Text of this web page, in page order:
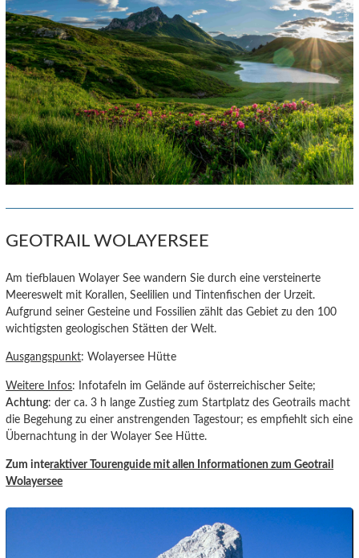
GEOTRAIL WOLAYERSEE
Am tiefblauen Wolayer See wandern Sie durch eine versteinerte
Meereswelt mit Korallen, Seelilien und Tintenfischen der Urzeit.
Aufgrund seiner Gesteine und Fossilien zählt das Gebiet zu den 100
wichtigsten geologischen Stätten der Welt.
Ausgangspunkt: Wolayersee Hütte
Weitere Infos: Infotafeln im Gelände auf österreichischer Seite;
Achtung: der ca. 3 h lange Zustieg zum Startplatz des Geotrails macht
die Begehung zu einer anstrengenden Tagestour; es empfiehlt sich eine
Übernachtung in der Wolayer See Hütte.
Zum interaktiver Tourenguide mit allen Informationen zum Geotrail
Wolayersee